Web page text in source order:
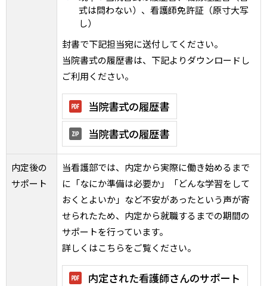
式は問わない）、看護師免許証（原寸大写
し）
封書で下記担当宛に送付してください。
当院書式の履歴書は、下記よりダウンロードし
ご利用ください。
当院書式の履歴書
当院書式の履歴書
内定後の
サポート
当看護部では、内定から実際に働き始めるまで
に「なにか準備は必要か」「どんな学習をして
おくとよいか」など不安があったという声が寄
せられたため、内定から就職するまでの期間の
サポートを行っています。
詳しくはこちらをご覧ください。
内定された看護師さんのサポート